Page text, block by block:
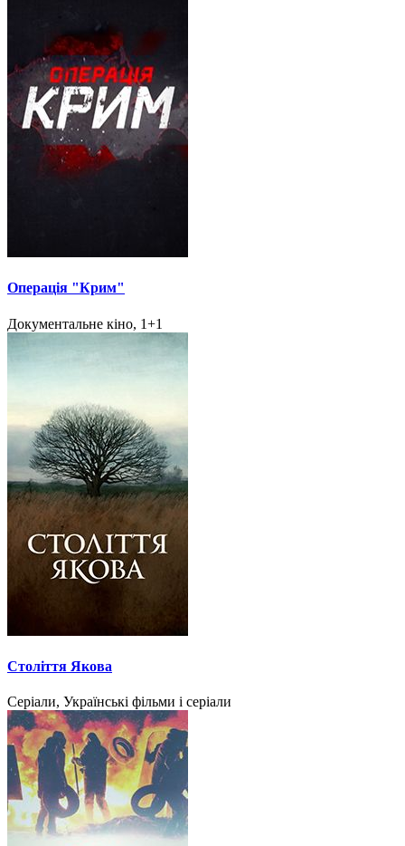
Операція "Крим"
Документальне кіно, 1+1
Століття Якова
Серіали, Українські фільми і серіали